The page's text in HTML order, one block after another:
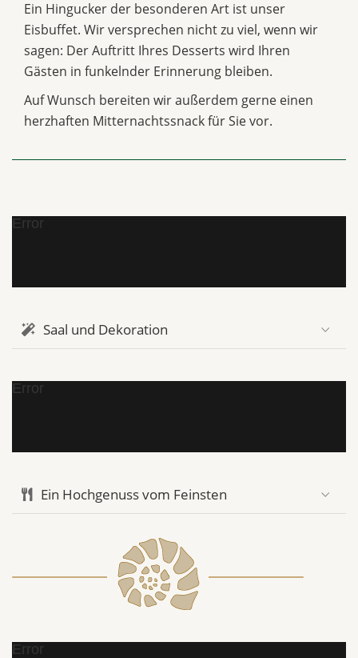
Ein Hingucker der besonderen Art ist unser
Eisbuffet. Wir versprechen nicht zu viel, wenn wir
sagen: Der Auftritt Ihres Desserts wird Ihren
Gästen in funkelnder Erinnerung bleiben.
Auf Wunsch bereiten wir außerdem gerne einen
herzhaften Mitternachtssnack für Sie vor.
Error
Saal und Dekoration
Error
Ein Hochgenuss vom Feinsten
Error